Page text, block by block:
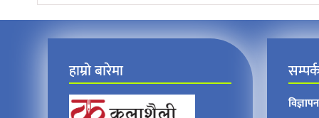
हाम्रो बारेमा